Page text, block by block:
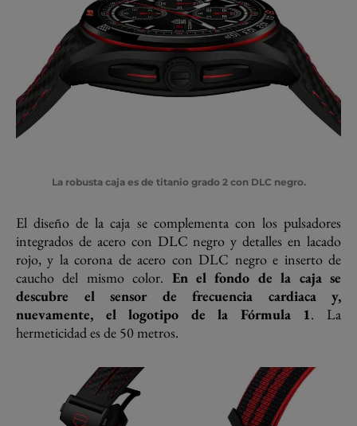
La robusta caja es de titanio grado 2 con DLC negro.
El diseño de la caja se complementa con los pulsadores
integrados de acero con DLC negro y detalles en lacado
rojo, y la corona de acero con DLC negro e inserto de
caucho del mismo color. En el fondo de la caja se
descubre el sensor de frecuencia cardiaca y,
nuevamente, el logotipo de la Fórmula 1. La
hermeticidad es de 50 metros.